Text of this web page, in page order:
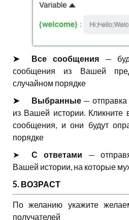
➤⠀⠀Все сообщения—
сообщения из Вашей
случайном порядке
➤⠀⠀Выбранные —
из Вашей истории.
сообщения, и они будут
порядке
➤⠀⠀ С ответами —
Вашей истории, на которые
5. ВОЗРАСТ
По желанию укажите
получателей